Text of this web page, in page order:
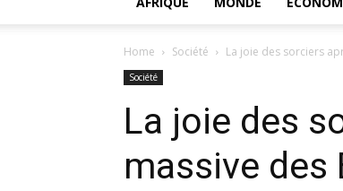
Home Société La joie des sorciers
Société
La joie des
massive des